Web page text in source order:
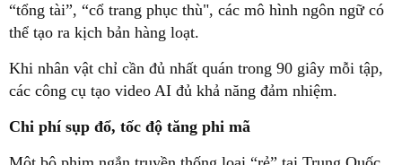
“tổng tài”, “cổ trang phục thù", các mô hình ngôn ngữ có
thể tạo ra kịch bản hàng loạt.
Khi nhân vật chỉ cần đủ nhất quán trong 90 giây mỗi tập,
các công cụ tạo video AI đủ khả năng đảm nhiệm.
Chi phí sụp đổ, tốc độ tăng phi mã